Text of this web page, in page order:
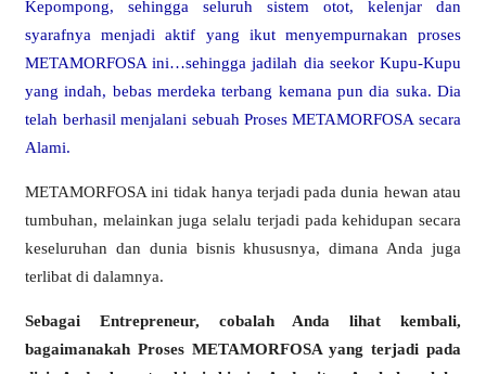
Kepompong, sehingga seluruh sistem otot, kelenjar dan
syarafnya menjadi aktif yang ikut menyempurnakan proses
METAMORFOSA ini…sehingga jadilah dia seekor Kupu-Kupu
yang indah, bebas merdeka terbang kemana pun dia suka. Dia
telah berhasil menjalani sebuah Proses METAMORFOSA secara
Alami.
METAMORFOSA ini tidak hanya terjadi pada dunia hewan atau
tumbuhan, melainkan juga selalu terjadi pada kehidupan secara
keseluruhan dan dunia bisnis khususnya, dimana Anda juga
terlibat di dalamnya.
Sebagai Entrepreneur, cobalah Anda lihat kembali,
bagaimanakah Proses METAMORFOSA yang terjadi pada